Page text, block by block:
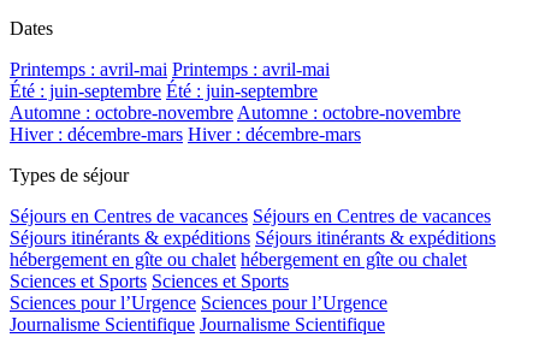
Dates
Printemps : avril-mai Printemps : avril-mai
Été : juin-septembre Été : juin-septembre
Automne : octobre-novembreAutomne : octobre-novembre
Hiver : décembre-mars Hiver : décembre-mars
Types de séjour
Séjours en Centres de vacances Séjours en Centres de vacances
Séjours itinérants & expéditions Séjours itinérants & expéditions
hébergement en gîte ou chalet hébergement en gîte ou chalet
Sciences et Sports Sciences et Sports
Sciences pour l’Urgence Sciences pour l’Urgence
Journalisme Scientifique Journalisme Scientifique